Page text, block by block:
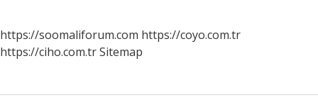
https://soomaliforum.com https://coyo.com.tr
https://ciho.com.trSitemap